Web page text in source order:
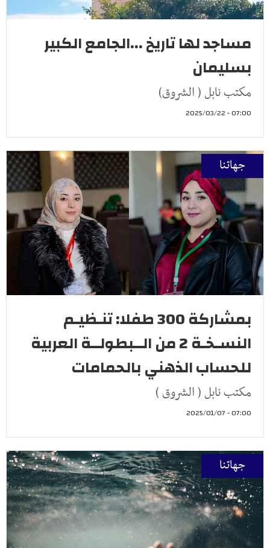
مساجد لها تاريخ ...الجامع الكبير
بسليمان
مكتب نابل ( الشروق)
07:00 - 2025/03/22
جهاتنا
بمشاركة 300 طفلا: تنـظيـم
النسـخـة 2 من الــبطولــة العربية
للحساب الذهني بالحمامات
مكتب نابل ( الشروق )
07:00 - 2025/01/07
جهاتنا